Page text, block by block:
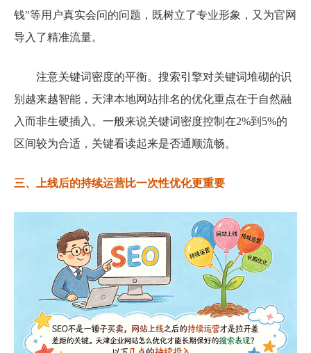
钱"等用户真实会问的问题，既树立了专业形象，又为官网
导入了精准流量。
注意关键词密度的平衡。搜索引擎对关键词堆砌的识
别越来越智能，天津本地网站排名的优化重点在于自然融
入而非生硬插入。一般来说关键词密度控制在2%到5%的
区间较为合适，关键看读起来是否通顺流畅。
三、上线后的持续运营比一次性优化更重要